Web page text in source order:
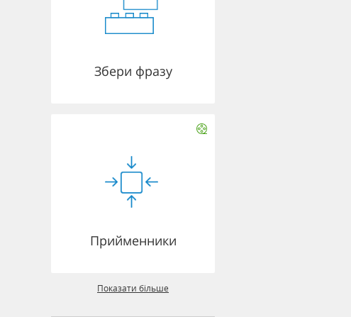
Збери фразу
Прийменники
Показати більше